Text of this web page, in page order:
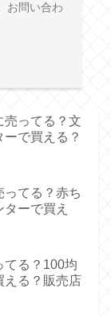
お問い合わ
売ってる？文
で買える？
てる？赤ち
ーで買え
てる？100均
える？販売店